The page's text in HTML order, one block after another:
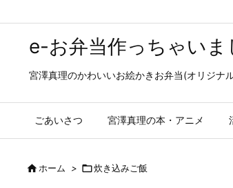
e-お弁当作っちゃいま
宮澤真理のかわいいお絵かきお弁当(オリジナ
ごあいさつ 宮澤真理の本・アニメ
ホーム > 炊き込みご飯